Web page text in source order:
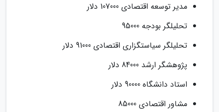
مدیر توسعه اقتصادی 107000 دلار
تحلیلگر بودجه 95000
تحلیلگر سیاستگزاری اقتصادی 91000 دلار
پژوهشگر ارشد 84000 دلار
استاد دانشگاه 90000 دلار
مشاور اقتصادی 85000